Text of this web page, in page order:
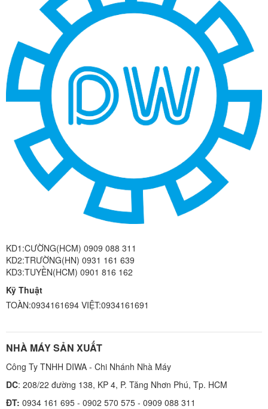
KD1:CƯỜNG(HCM) 0909 088 311
KD2:TRƯỜNG(HN) 0931 161 639
KD3:TUYỀN(HCM) 0901 816 162
Kỹ Thuật
TOÀN:0934161694 VIỆT:0934161691
NHÀ MÁY SẢN XUẤT
Công Ty TNHH DIWA - Chi Nhánh Nhà Máy
DC: 208/22 đường 138, KP 4, P. Tăng Nhơn Phú, Tp. HCM
ĐT: 0934 161 695 - 0902 570 575 - 0909 088 311